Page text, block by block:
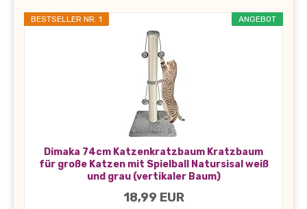
ANGEBOT
BESTSELLER NR. 1
Dimaka 74cm Katzenkratzbaum Kratzbaum
für große Katzen mit Spielball Natursisal weiß
und grau (vertikaler Baum)
18,99 EUR